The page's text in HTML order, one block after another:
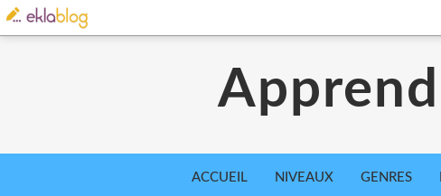
ACCUEIL NIVEAUX GENRES